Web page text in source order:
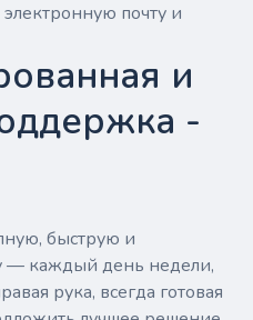
почту и
и
-
быструю и
— каждый день недели,
рука, всегда готовая